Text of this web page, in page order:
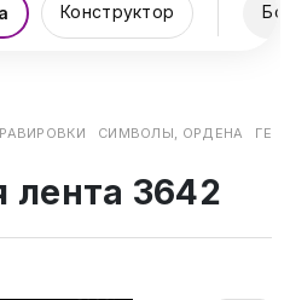
Конструктор
СИМВОЛЫ, ОРДЕНА
лента 3642